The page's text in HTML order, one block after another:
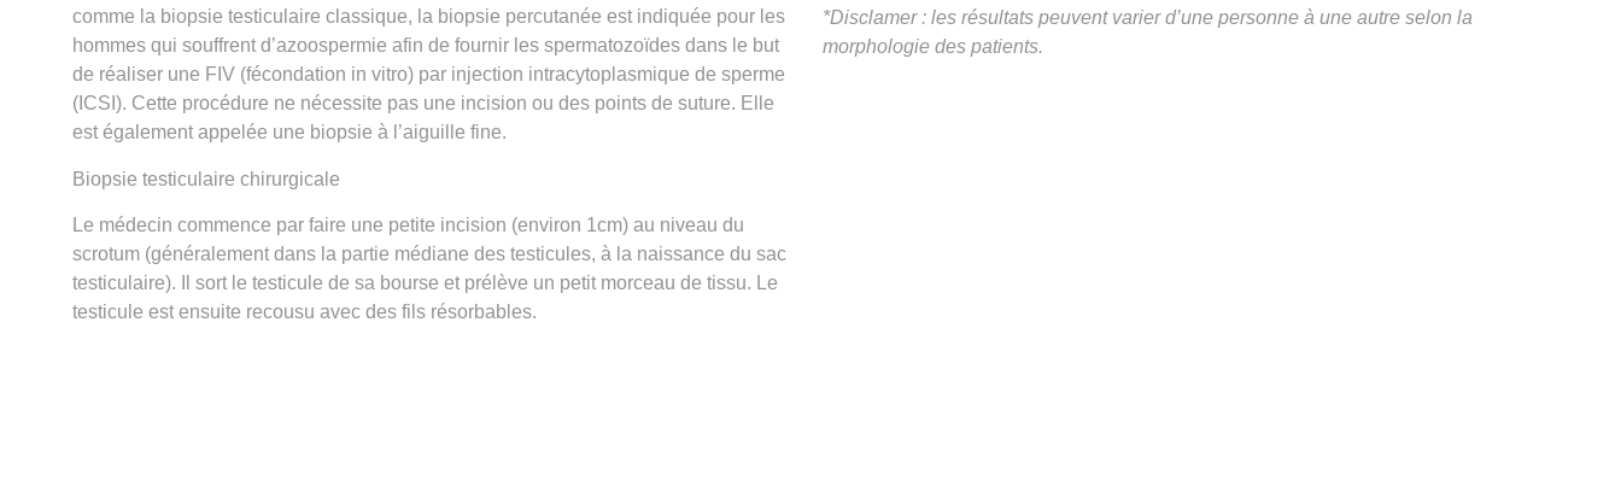
comme la biopsie testiculaire classique, la biopsie percutanée est indiquée pour les
hommes qui souffrent d’azoospermie afin de fournir les spermatozoïdes dans le but
de réaliser une FIV (fécondation in vitro) par injection intracytoplasmique de sperme
(ICSI). Cette procédure ne nécessite pas une incision ou des points de suture. Elle
est également appelée une biopsie à l’aiguille fine.
Biopsie testiculaire chirurgicale
Le médecin commence par faire une petite incision (environ 1cm) au niveau du
scrotum (généralement dans la partie médiane des testicules, à la naissance du sac
testiculaire). Il sort le testicule de sa bourse et prélève un petit morceau de tissu. Le
testicule est ensuite recousu avec des fils résorbables.
*Disclamer : les résultats peuvent varier d’une personne à une autre selon la
morphologie des patients.